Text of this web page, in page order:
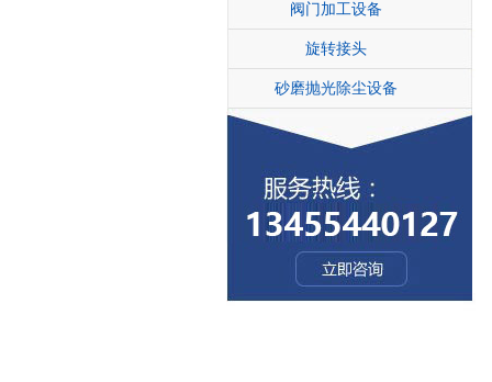
阀门加工设备
旋转接头
砂磨抛光除尘设备